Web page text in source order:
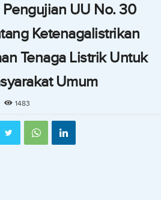
UU No. 30
Ketenagalistrikan
Tenaga Listrik Untuk
Umum
1483